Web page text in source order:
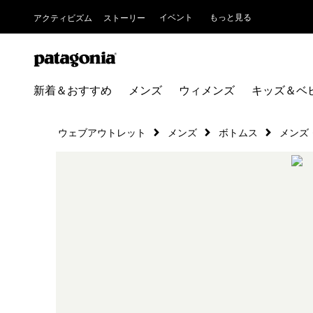
アクティビズム ストーリー イベント もっと見る
新着＆おすすめ メンズ ウィメンズ キッズ＆ベ
ウェブアウトレット メンズ ボトムス メンズ